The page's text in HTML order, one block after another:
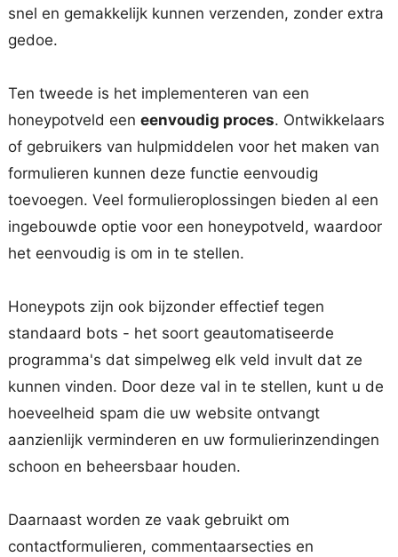
snel en gemakkelijk kunnen verzenden, zonder extra
gedoe.
Ten tweede is het implementeren van een
honeypotveld een eenvoudig proces. Ontwikkelaars
of gebruikers van hulpmiddelen voor het maken van
formulieren kunnen deze functie eenvoudig
toevoegen. Veel formulieroplossingen bieden al een
ingebouwde optie voor een honeypotveld, waardoor
het eenvoudig is om in te stellen.
Honeypots zijn ook bijzonder effectief tegen
standaard bots - het soort geautomatiseerde
programma's dat simpelweg elk veld invult dat ze
kunnen vinden. Door deze val in te stellen, kunt u de
hoeveelheid spam die uw website ontvangt
aanzienlijk verminderen en uw formulierinzendingen
schoon en beheersbaar houden.
Daarnaast worden ze vaak gebruikt om
contactformulieren, commentaarsecties en